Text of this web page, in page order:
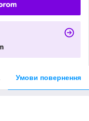
Умови повернення